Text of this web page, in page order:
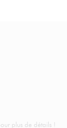
plus de détails !